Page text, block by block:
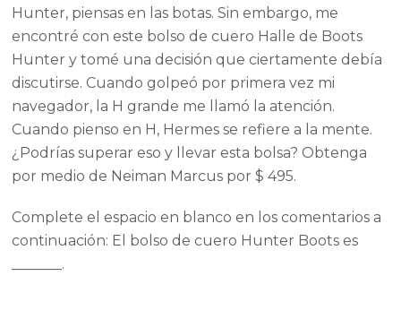
Boots
es
…
Hunter, piensas en las botas. Sin embargo, me
encontré con este bolso de cuero Halle de Boots
Hunter y tomé una decisión que ciertamente debía
discutirse. Cuando golpeó por primera vez mi
navegador, la H grande me llamó la atención.
Cuando pienso en H, Hermes se refiere a la mente.
¿Podrías superar eso y llevar esta bolsa? Obtenga
por medio de Neiman Marcus por $ 495.
Complete el espacio en blanco en los comentarios a
continuación: El bolso de cuero Hunter Boots es
_______.